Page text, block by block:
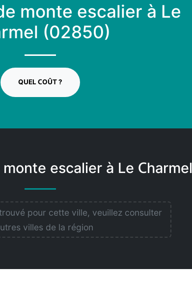
monte escalier à Le
(02850)
QUEL COÛT ?
escalier à Le Charmel
pour cette ville, veuillez consulter
villes de la région